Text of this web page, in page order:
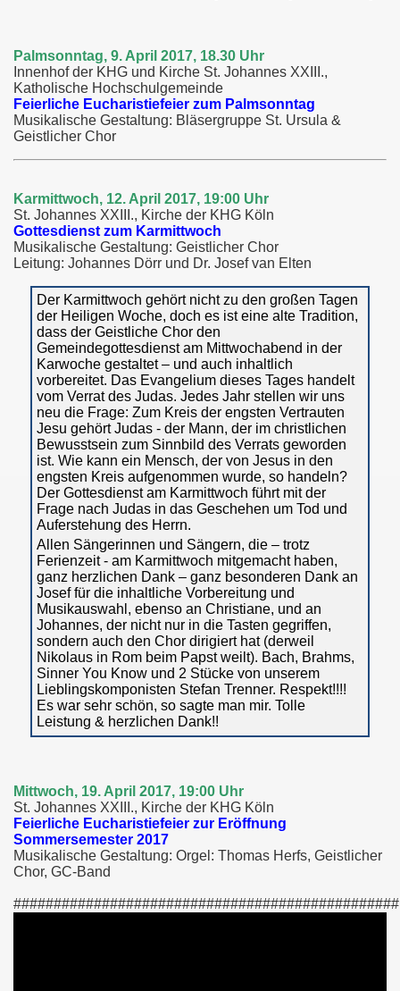
Palmsonntag, 9. April 2017, 18.30 Uhr
Innenhof der KHG und Kirche St. Johannes XXIII.,
Katholische Hochschulgemeinde
Feierliche Eucharistiefeier zum Palmsonntag
Musikalische Gestaltung: Bläsergruppe St. Ursula &
Geistlicher Chor
Karmittwoch, 12. April 2017, 19:00 Uhr
St. Johannes XXIII., Kirche der KHG Köln
Gottesdienst zum Karmittwoch
Musikalische Gestaltung: Geistlicher Chor
Leitung: Johannes Dörr und Dr. Josef van Elten
Der Karmittwoch gehört nicht zu den großen Tagen
der Heiligen Woche, doch es ist eine alte Tradition,
dass der Geistliche Chor den
Gemeindegottesdienst am Mittwochabend in der
Karwoche gestaltet – und auch inhaltlich
vorbereitet. Das Evangelium dieses Tages handelt
vom Verrat des Judas. Jedes Jahr stellen wir uns
neu die Frage: Zum Kreis der engsten Vertrauten
Jesu gehört Judas - der Mann, der im christlichen
Bewusstsein zum Sinnbild des Verrats geworden
ist. Wie kann ein Mensch, der von Jesus in den
engsten Kreis aufgenommen wurde, so handeln?
Der Gottesdienst am Karmittwoch führt mit der
Frage nach Judas in das Geschehen um Tod und
Auferstehung des Herrn.
Allen Sängerinnen und Sängern, die – trotz
Ferienzeit - am Karmittwoch mitgemacht haben,
ganz herzlichen Dank – ganz besonderen Dank an
Josef für die inhaltliche Vorbereitung und
Musikauswahl, ebenso an Christiane, und an
Johannes, der nicht nur in die Tasten gegriffen,
sondern auch den Chor dirigiert hat (derweil
Nikolaus in Rom beim Papst weilt). Bach, Brahms,
Sinner You Know und 2 Stücke von unserem
Lieblingskomponisten Stefan Trenner. Respekt!!!!
Es war sehr schön, so sagte man mir. Tolle
Leistung & herzlichen Dank!!
Mittwoch, 19. April 2017, 19:00 Uhr
St. Johannes XXIII., Kirche der KHG Köln
Feierliche Eucharistiefeier zur Eröffnung
Sommersemester 2017
Musikalische Gestaltung: Orgel: Thomas Herfs, Geistlicher
Chor, GC-Band
################################################